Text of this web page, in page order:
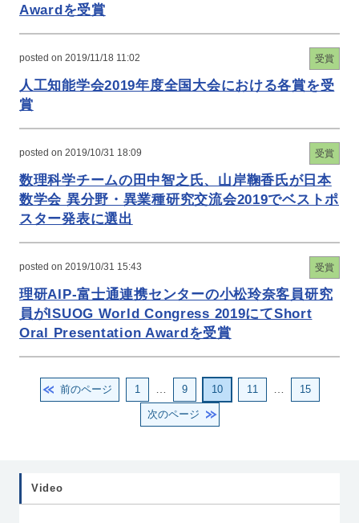
Awardを受賞
posted on 2019/11/18 11:02 受賞
人工知能学会2019年度全国大会における各賞を受
賞
posted on 2019/10/31 18:09 受賞
数理科学チームの田中智之氏、山岸鞠香氏が日本
数学会 異分野・異業種研究交流会2019でベストポ
スター発表に選出
posted on 2019/10/31 15:43 受賞
理研AIP-富士通連携センターの小松玲奈客員研究
員がISUOG World Congress 2019にてShort
Oral Presentation Awardを受賞
前のページ
ペ
1
ペ
ー
9
ペ
ー
10
ペ
11
ペ
15
次のページ
Video